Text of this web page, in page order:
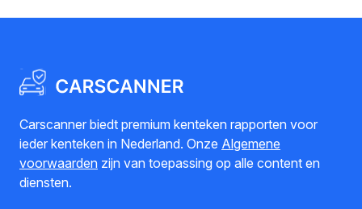
Carscanner biedt premium kenteken rapporten voor
ieder kenteken in Nederland. Onze Algemene
voorwaarden zijn van toepassing op alle content en
diensten.